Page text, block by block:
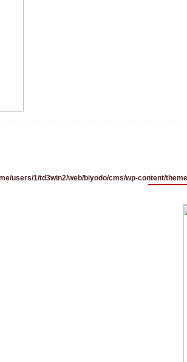
users/1/td3win2/web/biyodo/cms/wp-content/